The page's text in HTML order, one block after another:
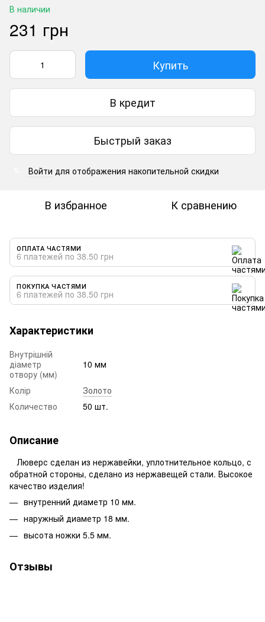
В наличии
231 грн
Купить
В кредит
Быстрый заказ
Войти для отображения накопительной скидки
В избранное К сравнению
ОПЛАТА ЧАСТЯМИ
6 платежей по 38.50 грн
ПОКУПКА ЧАСТЯМИ
6 платежей по 38.50 грн
Характеристики
Внутрішній
діаметр
отвору (мм)
10 мм
Колір
Золото
Количество
50 шт.
Описание
Люверс сделан из нержавейки, уплотнительное кольцо, с
обратной стороны, сделано из нержавещей стали. Высокое
качество изделия!
внутренний диаметр 10 мм.
наружный диаметр 18 мм.
высота ножки 5.5 мм.
Отзывы